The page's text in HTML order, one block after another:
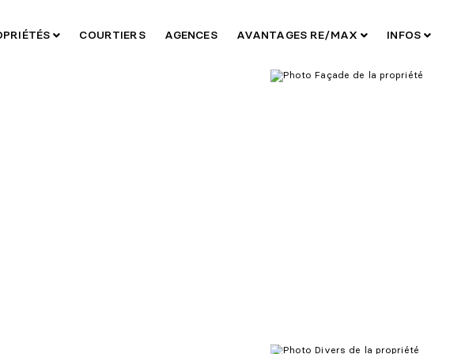
COURTIERS AGENCES AVANTAGES RE/MAX INFOS